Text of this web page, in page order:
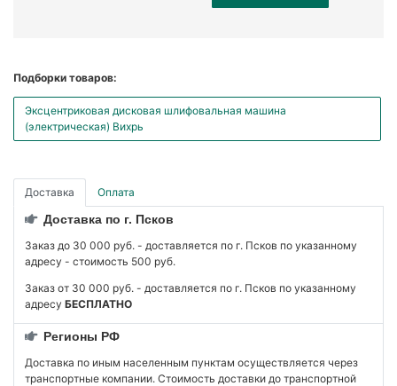
Подборки товаров:
Эксцентриковая дисковая шлифовальная машина
(электрическая) Вихрь
Доставка Оплата
Доставка по г. Псков
Заказ до 30 000 руб. - доставляется по г. Псков по указанному
адресу - стоимость 500 руб.
Заказ от 30 000 руб. - доставляется по г. Псков по указанному
адресу БЕСПЛАТНО
Регионы РФ
Доставка по иным населенным пунктам осуществляется через
транспортные компании. Стоимость доставки до транспортной